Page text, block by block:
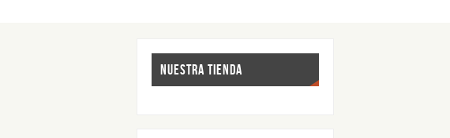
NUESTRA TIENDA